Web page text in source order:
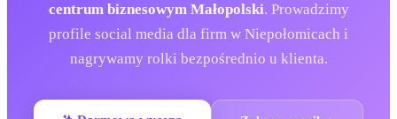
centrum biznesowym Małopolski. Prowadzimy
profile social media dla firm w Niepołomicach i
nagrywamy rolki bezpośrednio u klienta.